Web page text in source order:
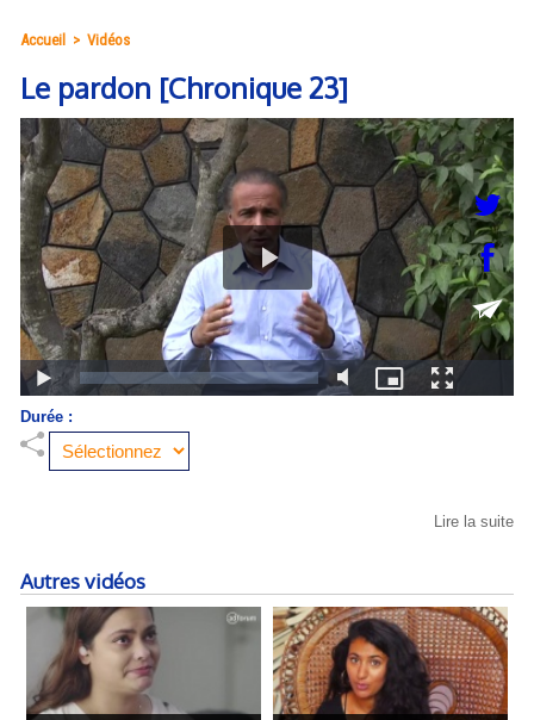
Accueil > Vidéos
Le pardon [Chronique 23]
Durée :
Lire la suite
Autres vidéos